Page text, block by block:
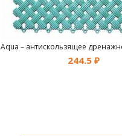
Aqua – антискользящее
244.5 ₽